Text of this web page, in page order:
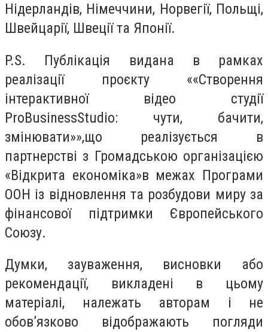
Нідерландів, Німеччини, Норвегії, Польщі,
Швейцарії, Швеції та Японії.
P.S. Публікація видана в рамках
реалізації проєкту ««Створення
інтерактивної відео студії
ProBusinessStudio: чути, бачити,
змінювати»»,що реалізується в
партнерстві з Громадською організацією
«Відкрита економіка»в межах Програми
ООН із відновлення та розбудови миру за
фінансової підтримки Європейського
Союзу.
Думки, зауваження, висновки або
рекомендації, викладені в цьому
матеріалі, належать авторам і не
обов’язково відображають погляди